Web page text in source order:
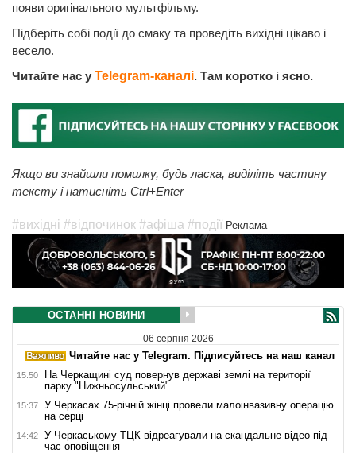
появи оригінального мультфільму.
Підберіть собі події до смаку та проведіть вихідні цікаво і
весело.
Читайте нас у Telegram-каналі. Там коротко і ясно.
Якщо ви знайшли помилку, будь ласка, виділіть частину
тексту і натисніть Ctrl+Enter
#вихідні #відпочинок #афіша #події Реклама
ОСТАННІ НОВИНИ
06 серпня 2026
Читайте нас у Telegram. Підписуйтесь на наш канал
15:50
На Черкащині суд повернув державі землі на території
парку "Нижньосульський"
15:37
У Черкасах 75-річній жінці провели малоінвазивну операцію
на серці
14:42
У Черкаському ТЦК відреагували на скандальне відео під
час оповіщення